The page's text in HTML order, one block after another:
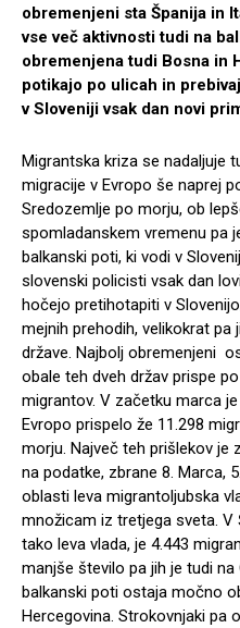
obremenjeni sta Španija in
vse več aktivnosti tudi na
obremenjena tudi Bosna in
potikajo po ulicah in
v Sloveniji vsak dan novi
Migrantska kriza se nadaljuje
migracije v Evropo še naprej
Sredozemlje po morju, ob
spomladanskem vremenu pa
balkanski poti, ki vodi v
slovenski policisti vsak dan
hočejo pretihotapiti v
mejnih prehodih, velikokrat
države. Najbolj obremenjeni
obale teh dveh držav prispe
migrantov. V začetku marca
Evropo prispelo že 11.298
morju. Največ teh prišlekov je
na podatke, zbrane 8. Marca,
oblasti leva migrantoljubska
množicam iz tretjega sveta. V
tako leva vlada, je 4.443
manjše število pa jih je tudi na
balkanski poti ostaja močno
Hercegovina. Strokovnjaki pa